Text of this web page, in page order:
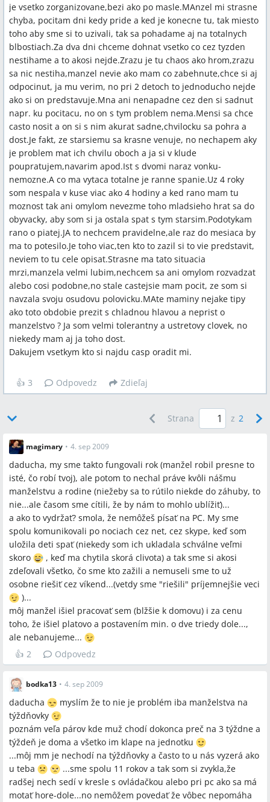
je vsetko zorganizovane,bezi ako po masle.MAnzel mi strasne
chyba, pocitam dni kedy pride a ked je konecne tu, tak miesto
toho aby sme si to uzivali, tak sa pohadame aj na totalnych
blbostiach.Za dva dni chceme dohnat vsetko co cez tyzden
nestihame a to akosi nejde.Zrazu je tu chaos ako hrom,zrazu
sa nic nestiha,manzel nevie ako mam co zabehnute,chce si aj
odpocinut, ja mu verim, no pri 2 detoch to jednoducho nejde
ako si on predstavuje.Mna ani nenapadne cez den si sadnut
napr. ku pocitacu, no on s tym problem nema.Mensi sa chce
casto nosit a on si s nim akurat sadne,chvilocku sa pohra a
dost.Je fakt, ze starsiemu sa krasne venuje, no nechapem aky
je problem mat ich chvilu oboch a ja si v klude
poupratujem,navarim apod.Ist s dvomi naraz vonku-
nemozne.A co ma vytaca totalne je ranne spanie.Uz 4 roky
som nespala v kuse viac ako 4 hodiny a ked rano mam tu
moznost tak ani omylom nevezme toho mladsieho hrat sa do
obyvacky, aby som si ja ostala spat s tym starsim.Podotykam
rano o piatej.JA to nechcem pravidelne,ale raz do mesiaca by
ma to potesilo.Je toho viac,ten kto to zazil si to vie predstavit,
neviem to tu cele opisat.Strasne ma tato situacia
mrzi,manzela velmi lubim,nechcem sa ani omylom rozvadzat
alebo cosi podobne,no stale castejsie mam pocit, ze som si
navzala svoju osudovu polovicku.MAte maminy nejake tipy
ako toto obdobie prezit s chladnou hlavou a neprist o
manzelstvo ? Ja som velmi tolerantny a ustretovy clovek, no
niekedy mam aj ja toho dost.
Dakujem vsetkym kto si najdu casp oradit mi.
👍 3 Odpovedz Zdieľaj
Strana z 2
magimary • 4. sep 2009
daducha, my sme takto fungovali rok (manžel robil presne to
isté, čo robí tvoj), ale potom to nechal práve kvôli nášmu
manželstvu a rodine (niežeby sa to rútilo niekde do záhuby, to
nie...ale časom sme cítili, že by nám to mohlo ublížiť)...
a ako to vydržať? smola, že nemôžeš písať na PC. My sme
spolu komunikovali po nociach cez net, cez skype, keď som
uložila deti spať (niekedy som ich ukladala schválne veľmi
skoro
, keď ma chytila skorá clivota) a tak sme si akosi
zdeľovali všetko, čo sme kto zažili a nemuseli sme to už
osobne riešiť cez víkend...(vetdy sme "riešili" príjemnejšie veci
)...
môj manžel išiel pracovať sem (blžšie k domovu) i za cenu
toho, že išiel platovo a postavením min. o dve triedy dole...,
ale nebanujeme...
👍 2 Odpovedz
bodka13 • 4. sep 2009
daducha
myslím že to nie je problém iba manželstva na
týždňovky
poznám veľa párov kde muž chodí dokonca preč na 3 týždne a
týždeň je doma a všetko im klape na jednotku
...môj mm je nechodí na týždňovky a často to u nás vyzerá ako
u teba
...sme spolu 11 rokov a tak som si zvykla,že
radšej nech sedí v kresle s ovládačkou alebo pri pc ako sa má
motať hore-dole...no nemôžem povedať že vôbec nepomáha